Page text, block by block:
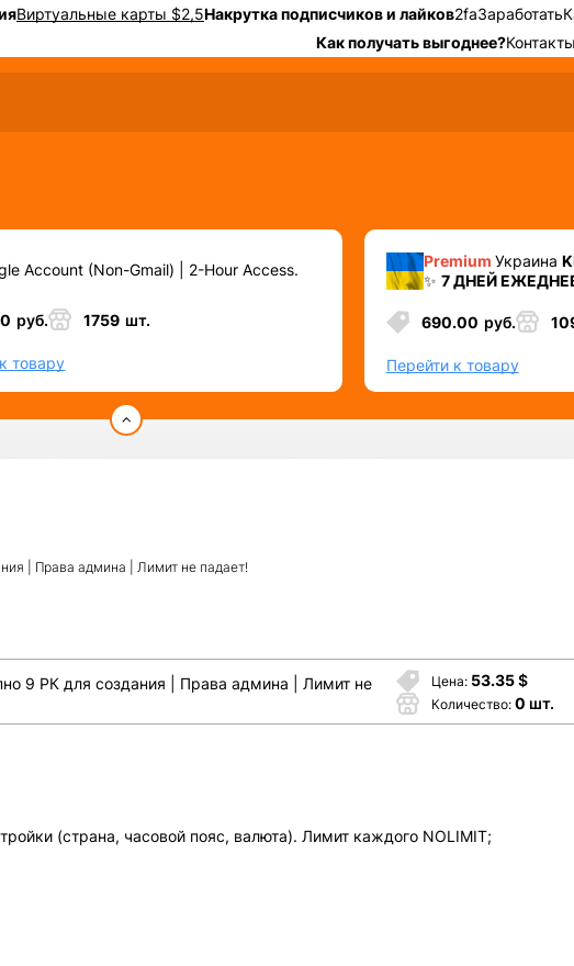
Виртуальные карты $2,5Накрутка подписчиков и лайков2faЗаработать
Как получать выгоднее?Контакты
Account (Non-Gmail) | 2-Hour Access.
руб. 1759 шт.
товару
Premium Украина
✨ 7 ДНЕЙ
Token EAAB
работы в долгую
690.00 руб.
Перейти к товару
| Права админа | Лимит не падает!
9 РК для создания | Права админа | Лимит не
Цена 53.35$
Количество 0 шт.
(страна, часовой пояс, валюта). Лимит каждого NOLIMIT;